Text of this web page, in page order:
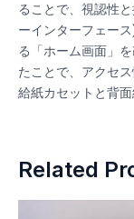
ることで、視認性
ーインターフェー
る「ホーム画面」
たことで、アクセ
給紙カセットと背面
Related